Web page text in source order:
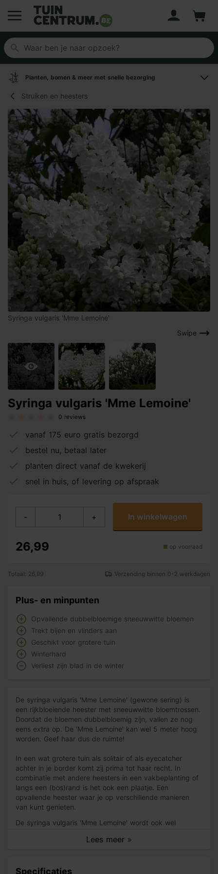
Logo Tuincentrum.be
Planten, bomen & meer met snelle bezorging
Struiken en heesters
Swipe
Syringa vulgaris 'Mme Lemoine'
Syringa vulgaris 'Mme Lemoine'
0 reviews
vanaf 175 euro gratis bezorgd
bestel nu, betaal later
planten direct vanaf de kwekerij
snel in huis, of levering op afspraak
- + In winkelwagen
26,99 op voorraad
Totaal: 26,99 Verzending binnen 0-2 werkdagen
Plus- en minpunten
Opvallende dubbelbloemige sneeuwwitte bloemen
Trekt bijen en vlinders aan
Geschikt voor grotere tuin
Winterhard
Verliest zijn blad in de winter
De syringa vulgaris 'Mme Lemoine' (gewone sering) is
een rijkbloeiende heester met sneeuwwitte bloemtrossen.
Doordat de bloemen dubbelbloemig zijn, vallen ze nog
eens extra op. De 'Mme Lemoine' kan wel 5 meter hoog
worden. Geef haar dus de ruimte!
In een wat grotere tuin als solitair of als eyecatcher
achter in je border komt zij prima tot haar recht. In
combinatie met andere heesters in een vakbeplanting of
langs een (bos)rand is het ook een plaatje. Een
opvallende heester waar je op verschillende manieren
van kunt genieten.
Lees meer »
De syringa vulgaris 'Mme Lemoine' wordt ook wel
Europa en behoort tot de familie van de oleaceae. De
zuiver witte, dubbelbloemige bloemen. Ze staan in slanke
Specificaties